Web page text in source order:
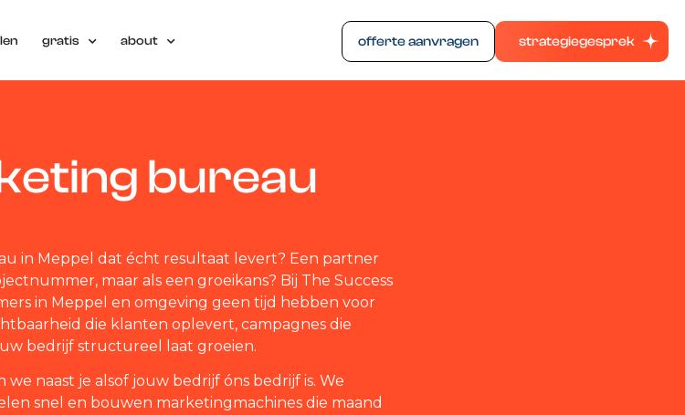
gratis about offerte aanvragen strategiegesprek
bureau
in Meppel dat écht resultaat levert? Een partner
maar als een groeikans? Bij The Success
in Meppel en omgeving geen tijd hebben voor
die klanten oplevert, campagnes die
bedrijf structureel laat groeien.
naast je alsof jouw bedrijf óns bedrijf is. We
snel en bouwen marketingmachines die maand